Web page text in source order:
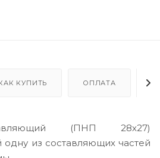
КУПИТЬ ОПЛАТА
(ПНП 28х27)
одну из составляющих частей